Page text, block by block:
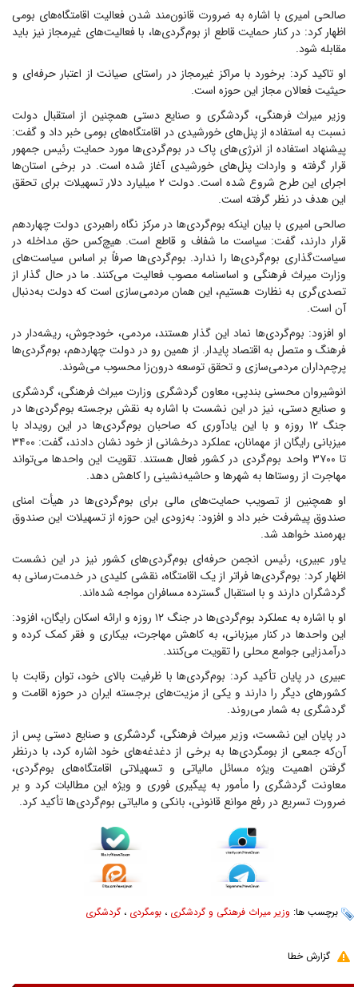
صالحی امیری با اشاره به ضرورت قانون‌مند شدن فعالیت اقامتگاه‌های بومی
اظهار کرد: در کنار حمایت قاطع از بوم‌گردی‌ها، با فعالیت‌های غیرمجاز نیز باید
مقابله شود.
او تاکید کرد: برخورد با مراکز غیرمجاز در راستای صیانت از اعتبار حرفه‌ای و
حیثیت فعالان مجاز این حوزه است.
وزیر میراث فرهنگی، گردشگری و صنایع دستی همچنین از استقبال دولت
نسبت به استفاده از پنل‌های خورشیدی در اقامتگاه‌های بومی خبر داد و گفت:
پیشنهاد استفاده از انرژی‌های پاک در بوم‌گردی‌ها مورد حمایت رئیس جمهور
قرار گرفته و واردات پنل‌های خورشیدی آغاز شده است. در برخی استان‌ها
اجرای این طرح شروع شده است. دولت ۲ میلیارد دلار تسهیلات برای تحقق
این هدف در نظر گرفته است.
صالحی امیری با بیان اینکه بوم‌گردی‌ها در مرکز نگاه راهبردی دولت چهاردهم
قرار دارند، گفت: سیاست ما شفاف و قاطع است. هیچ‌کس حق مداخله در
سیاست‌گذاری بوم‌گردی‌ها را ندارد. بوم‌گردی‌ها صرفاً بر اساس سیاست‌های
وزارت میراث فرهنگی و اساسنامه مصوب فعالیت می‌کنند. ما در حال گذار از
تصدی‌گری به نظارت هستیم، این همان مردمی‌سازی است که دولت به‌دنبال
آن است.
او افزود: بوم‌گردی‌ها نماد این گذار هستند، مردمی، خودجوش، ریشه‌دار در
فرهنگ و متصل به اقتصاد پایدار. از همین رو در دولت چهاردهم، بوم‌گردی‌ها
پرچم‌داران مردمی‌سازی و تحقق توسعه درون‌زا محسوب می‌شوند.
انوشیروان محسنی بندپی، معاون گردشگری وزارت میراث فرهنگی، گردشگری
و صنایع دستی، نیز در این نشست با اشاره به نقش برجسته بوم‌گردی‌ها در
جنگ ۱۲ روزه و با این یادآوری که صاحبان بوم‌گردی‌ها در این رویداد با
میزبانی رایگان از مهمانان، عملکرد درخشانی از خود نشان دادند، گفت: ۳۴۰۰
تا ۳۷۰۰ واحد بوم‌گردی در کشور فعال هستند. تقویت این واحد‌ها می‌تواند
مهاجرت از روستا‌ها به شهر‌ها و حاشیه‌نشینی را کاهش دهد.
او همچنین از تصویب حمایت‌های مالی برای بوم‌گردی‌ها در هیأت امنای
صندوق پیشرفت خبر داد و افزود: به‌زودی این حوزه از تسهیلات این صندوق
بهره‌مند خواهد شد.
یاور عبیری، رئیس انجمن حرفه‌ای بوم‌گردی‌های کشور نیز در این نشست
اظهار کرد: بوم‌گردی‌ها فراتر از یک اقامتگاه، نقشی کلیدی در خدمت‌رسانی به
گردشگران دارند و با استقبال گسترده مسافران مواجه شده‌اند.
او با اشاره به عملکرد بوم‌گردی‌ها در جنگ ۱۲ روزه و ارائه اسکان رایگان، افزود:
این واحد‌ها در کنار میزبانی، به کاهش مهاجرت، بیکاری و فقر کمک کرده و
درآمدزایی جوامع محلی را تقویت می‌کنند.
عبیری در پایان تأکید کرد: بوم‌گردی‌ها با ظرفیت بالای خود، توان رقابت با
کشور‌های دیگر را دارند و یکی از مزیت‌های برجسته ایران در حوزه اقامت و
گردشگری به شمار می‌روند.
در پایان این نشست، وزیر میراث فرهنگی، گردشگری و صنایع دستی پس از
آن‌که جمعی از بومگردی‌ها به برخی از دغدغه‌های خود اشاره کرد، با درنظر
گرفتن اهمیت ویژه مسائل مالیاتی و تسهیلاتی اقامتگاه‌های بوم‌گردی،
معاونت گردشگری را مأمور به پیگیری فوری و ویژه این مطالبات کرد و بر
ضرورت تسریع در رفع موانع قانونی، بانکی و مالیاتی بوم‌گردی‌ها تأکید کرد.
برچسب ها: وزیر میراث فرهنگی و گردشگری ، بومگردی ، گردشگری
گزارش خطا